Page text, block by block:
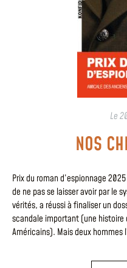
Le
NOS
Prix du roman d’espionnage
de ne pas se laisser avoir par le
vérités, a réussi à finaliser un
scandale important (une
Américains). Mais deux